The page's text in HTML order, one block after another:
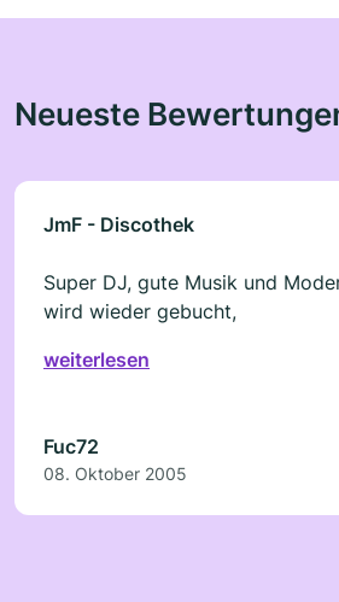
Neueste
JmF - Discothek
Super DJ, gute Musik und
wird wieder gebucht,
weiterlesen
Fuc72
08. Oktober 2005